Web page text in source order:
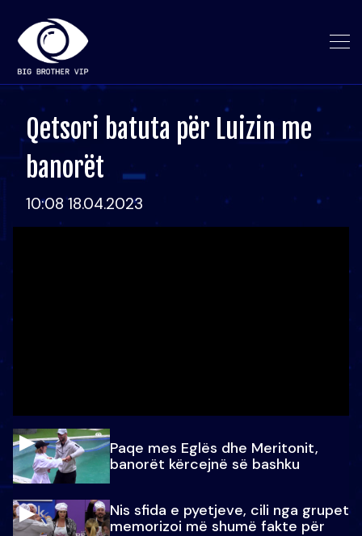
Qetsori batuta për Luizin me
banorët
10:08 18.04.2023
Paqe mes Eglës dhe Meritonit,
banorët kërcejnë së bashku
Nis sfida e pyetjeve, cili nga grupet
memorizoi më shumë fakte për